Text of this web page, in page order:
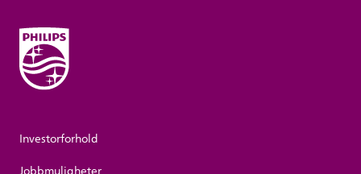
Investorforhold